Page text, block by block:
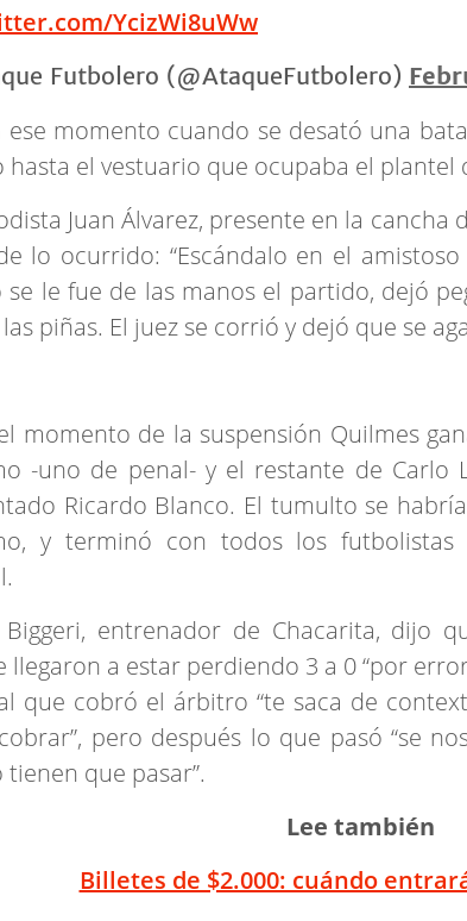
YcizWi8uWw
Futbolero (@AtaqueFutbolero)
ese momento cuando se desató una
hasta el vestuario que ocupaba el plantel
Juan Álvarez, presente en la cancha
lo ocurrido: “Escándalo en el
le fue de las manos el partido, dejó
piñas. El juez se corrió y dejó que se
momento de la suspensión Quilmes
-uno de penal- y el restante de Carlo
Ricardo Blanco. El tumulto se
y terminó con todos los
entrenador de Chacarita, dijo
llegaron a estar perdiendo 3 a 0 “por
que cobró el árbitro “te saca de
pero después lo que pasó “se
tienen que pasar”.
Lee también
Billetes de $2.000: cuándo